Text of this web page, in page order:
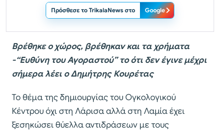
Πρόσθεσε το TrikalaNews στο Google
Βρέθηκε ο χώρος, βρέθηκαν και τα χρήματα
-“Ευθύνη του Αγοραστού” το ότι δεν έγινε μέχρι
σήμερα λέει ο Δημήτρης Κουρέτας
Το θέμα της δημιουργίας του Ογκολογικού
Κέντρου όχι στη Λάρισα αλλά στη Λαμία έχει
ξεσηκώσει θύελλα αντιδράσεων με τους